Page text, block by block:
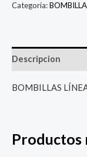
Categoría:
Descripcion
BOMBILLAS
Productos